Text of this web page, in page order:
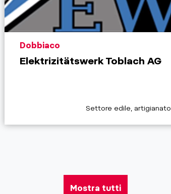
aria.poi_location_prefix
Dobbiaco
Elektrizitätswerk Toblach AG
aria.poi_category_prefix
Settore edile, artigianato
Mostra tutti